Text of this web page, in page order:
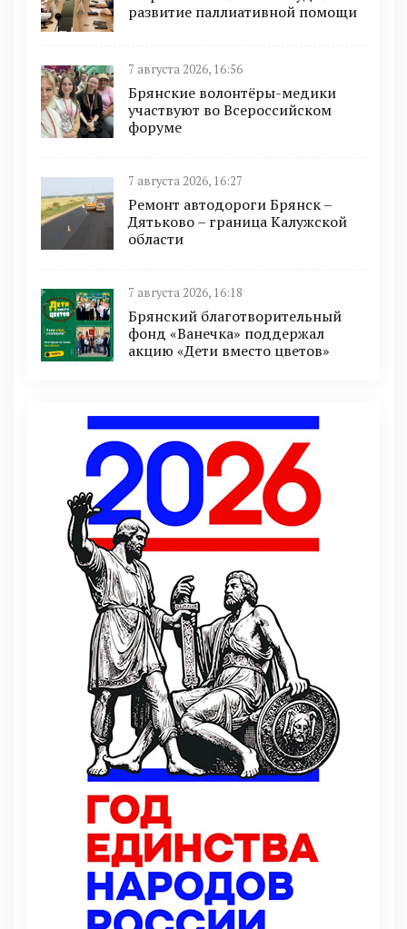
развитие паллиативной помощи
7 августа 2026, 16:56
Брянские волонтёры-медики
участвуют во Всероссийском
форуме
7 августа 2026, 16:27
Ремонт автодороги Брянск –
Дятьково – граница Калужской
области
7 августа 2026, 16:18
Брянский благотворительный
фонд «Ванечка» поддержал
акцию «Дети вместо цветов»